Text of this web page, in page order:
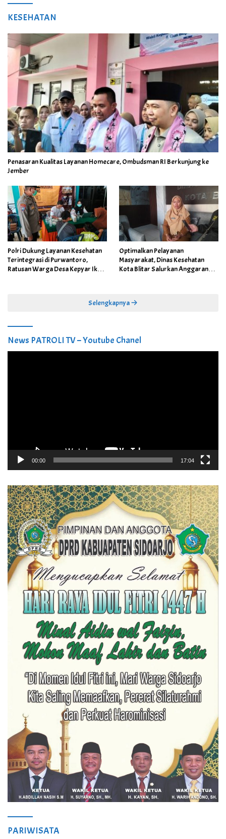
KESEHATAN
Penasaran Kualitas Layanan Homecare, Ombudsman RI Berkunjung ke
Jember
Polri Dukung Layanan Kesehatan
Terintegrasi di Purwantoro,
Ratusan Warga Desa Kepyar Ikuti
Optimalkan Pelayanan
Masyarakat, Dinas Kesehatan
Kota Blitar Salurkan Anggaran
Selengkapnya
News PATROLI TV – Youtube Chanel
00:00 17:04
PARIWISATA